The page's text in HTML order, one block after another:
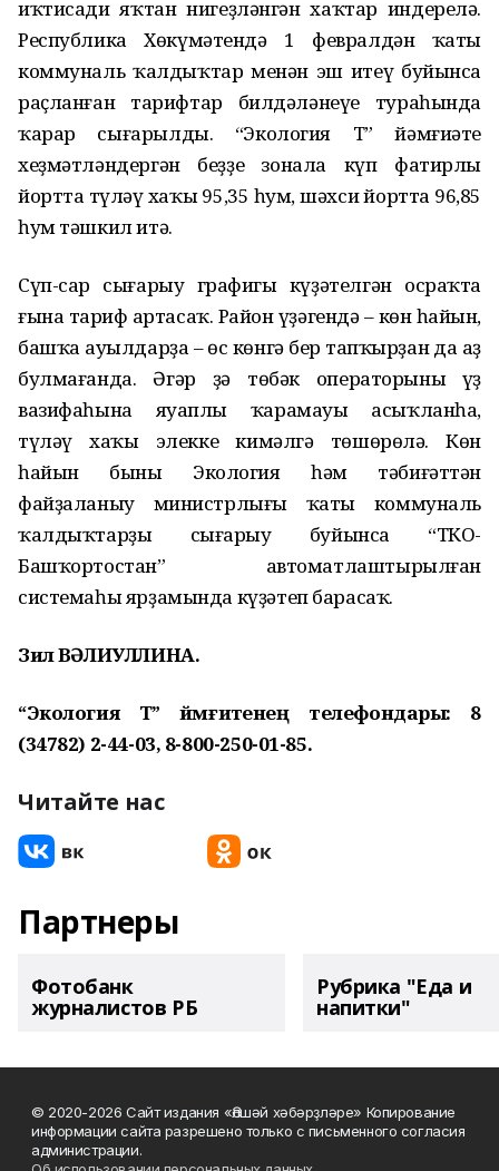
иҡтисади яҡтан нигеҙләнгән хаҡтар индерелә.
Республика Хөкүмәтендә 1 февралдән ҡаты
коммуналь ҡалдыҡтар менән эш итеү буйынса
раҫланған тарифтар билдәләнеүе тураһында
ҡарар сығарылды. “Экология Т” йәмғиәте
хеҙмәтләндергән беҙҙең зонала күп фатирлы
йортта түләү хаҡы 95,35 һум, шәхси йортта 96,85
һум тәшкил итә.
Сүп-сар сығарыу графигы күҙәтелгән осраҡта
ғына тариф артасаҡ. Район үҙәгендә – көн һайын,
башҡа ауылдарҙа – өс көнгә бер тапҡырҙан да аҙ
булмағанда. Әгәр ҙә төбәк операторының үҙ
вазифаһына яуаплы ҡарамауы асыҡланһа,
түләү хаҡы элекке кимәлгә төшөрөлә. Көн
һайын быны Экология һәм тәбиғәттән
файҙаланыу министрлығы ҡаты коммуналь
ҡалдыҡтарҙы сығарыу буйынса “ТКО-
Башҡортостан” автоматлаштырылған
системаһы ярҙамында күҙәтеп барасаҡ.
Зилә ВӘЛИУЛЛИНА.
“Экология Т” йәмғиәтенең телефондары: 8
(34782) 2-44-03, 8-800-250-01-85.
Читайте нас
Партнеры
Фотобанк
журналистов РБ
Рубрика "Еда и
напитки"
© 2020-2026 Сайт издания «Әлшәй хәбәрҙләре» Копирование
информации сайта разрешено только с письменного согласия
администрации.